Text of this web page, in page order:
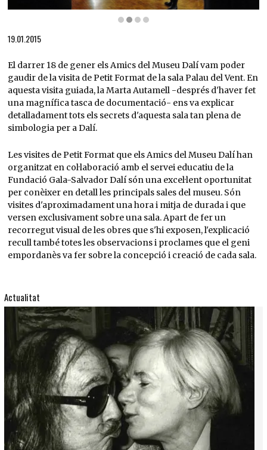
19.01.2015
El darrer 18 de gener els Amics del Museu Dalí vam poder
gaudir de la visita de Petit Format de la sala Palau del Vent. En
aquesta visita guiada, la Marta Autamell -després d'haver fet
una magnífica tasca de documentació- ens va explicar
detalladament tots els secrets d'aquesta sala tan plena de
simbologia per a Dalí.
Les visites de Petit Format que els Amics del Museu Dalí han
organitzat en col·laboració amb el servei educatiu de la
Fundació Gala-Salvador Dalí són una excel·lent oportunitat
per conèixer en detall les principals sales del museu. Són
visites d'aproximadament una hora i mitja de durada i que
versen exclusivament sobre una sala. Apart de fer un
recorregut visual de les obres que s'hi exposen, l'explicació
recull també totes les observacions i proclames que el geni
empordanès va fer sobre la concepció i creació de cada sala.
Actualitat